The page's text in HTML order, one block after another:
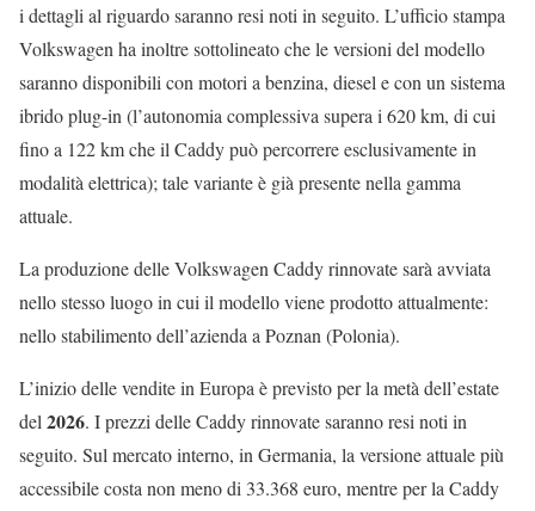
i dettagli al riguardo saranno resi noti in seguito. L’ufficio stampa
Volkswagen ha inoltre sottolineato che le versioni del modello
saranno disponibili con motori a benzina, diesel e con un sistema
ibrido plug-in (l’autonomia complessiva supera i 620 km, di cui
fino a 122 km che il Caddy può percorrere esclusivamente in
modalità elettrica); tale variante è già presente nella gamma
attuale.
La produzione delle Volkswagen Caddy rinnovate sarà avviata
nello stesso luogo in cui il modello viene prodotto attualmente:
nello stabilimento dell’azienda a Poznan (Polonia).
L’inizio delle vendite in Europa è previsto per la metà dell’estate
del 2026. I prezzi delle Caddy rinnovate saranno resi noti in
seguito. Sul mercato interno, in Germania, la versione attuale più
accessibile costa non meno di 33.368 euro, mentre per la Caddy